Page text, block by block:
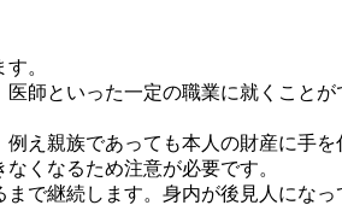
。
師といった一定の職業に就くこと
え親族であっても本人の財産に手
くなるため注意が必要です。
で継続します。身内が後見人にな